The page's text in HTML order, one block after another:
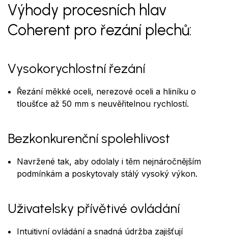
Výhody procesních hlav
Coherent pro řezání plechů:
Vysokorychlostní řezání
Řezání měkké oceli, nerezové oceli a hliníku o
tloušťce až 50 mm s neuvěřitelnou rychlostí.
Bezkonkurenční spolehlivost
Navržené tak, aby odolaly i těm nejnáročnějším
podmínkám a poskytovaly stálý vysoký výkon.
Uživatelsky přívětivé ovládání
Intuitivní ovládání a snadná údržba zajišťují